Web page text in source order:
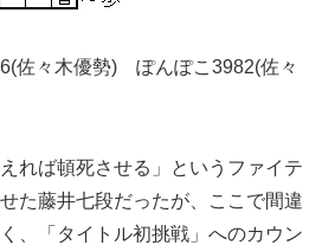
佐々木優勢) ぽんぽこ3982(佐々
れば頓死させる」というファイテ
た藤井七段だったが、ここで間違
、「タイトル初挑戦」へのカウン